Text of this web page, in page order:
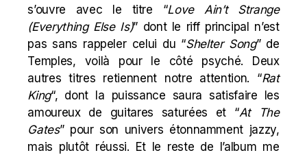
s’ouvre avec le titre “Love Ain’t Strange
(Everything Else Is)” dont le riff principal n’est
pas sans rappeler celui du “Shelter Song” de
Temples, voilà pour le côté psyché. Deux
autres titres retiennent notre attention. “Rat
King“, dont la puissance saura satisfaire les
amoureux de guitares saturées et “At The
Gates” pour son univers étonnamment jazzy,
mais plutôt réussi. Et le reste de l’album me